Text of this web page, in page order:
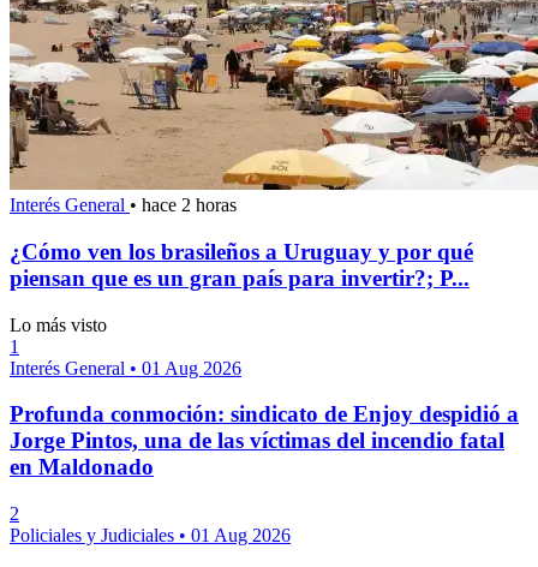
Interés General • hace 2 horas
¿Cómo ven los brasileños a Uruguay y por qué
piensan que es un gran país para invertir?; P...
Lo más visto
1
Interés General • 01 Aug 2026
Profunda conmoción: sindicato de Enjoy despidió a
Jorge Pintos, una de las víctimas del incendio fatal
en Maldonado
2
Policiales y Judiciales • 01 Aug 2026